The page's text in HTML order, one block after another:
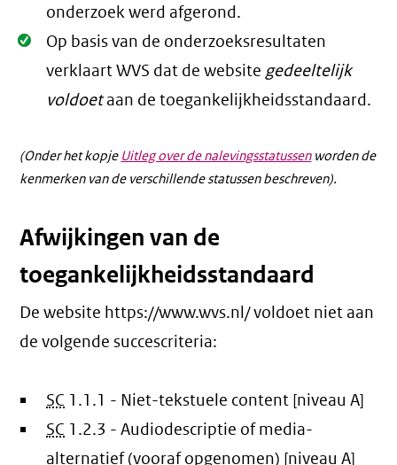
onderzoek werd afgerond.
Oké.
Op basis van de onderzoeksresultaten
verklaart WVS dat de websitegedeeltelijk
voldoetaan de toegankelijkheidsstandaard.
(Onder het kopje Uitleg over de nalevingsstatussenworden de
kenmerken van de verschillende statussen beschreven).
Afwijkingen van de
toegankelijkheidsstandaard
De website https://www.wvs.nl/ voldoet niet aan
de volgende succescriteria:
SC 1.1.1 - Niet-tekstuele content [niveau A]
SC 1.2.3 - Audiodescriptie of media-
alternatief (vooraf opgenomen) [niveau A]